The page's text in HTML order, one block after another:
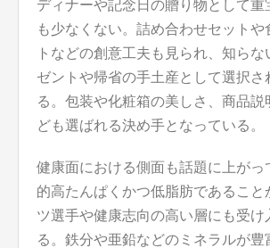
ディナーや記念日の贈り物として重
も少なくない。詰め合わせセットや
トなどの創意工夫も見られ、知らな
ゼントや帰省の手土産として選択さ
る。包装や化粧箱の美しさ、商品説
ども選ばれる決め手となっている。
健康面における側面も話題に上がっ
的高たんぱくかつ低脂肪であること
ツ選手や健康志向の高い層にも受け
る。鉄分や亜鉛などのミネラルが豊